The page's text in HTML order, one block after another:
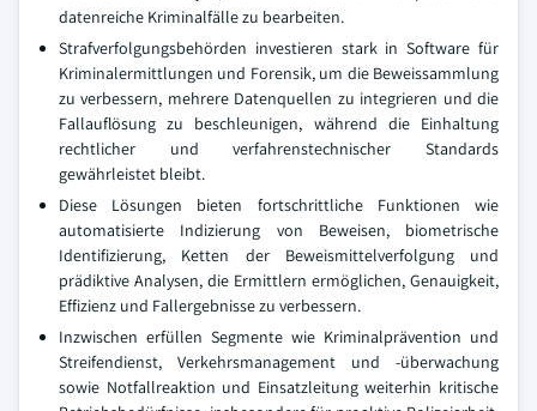
datenreiche Kriminalfälle zu bearbeiten.
Strafverfolgungsbehörden investieren stark in Software für
Kriminalermittlungen und Forensik, um die Beweissammlung
zu verbessern, mehrere Datenquellen zu integrieren und die
Fallauflösung zu beschleunigen, während die Einhaltung
rechtlicher und verfahrenstechnischer Standards
gewährleistet bleibt.
Diese Lösungen bieten fortschrittliche Funktionen wie
automatisierte Indizierung von Beweisen, biometrische
Identifizierung, Ketten der Beweismittelverfolgung und
prädiktive Analysen, die Ermittlern ermöglichen, Genauigkeit,
Effizienz und Fallergebnisse zu verbessern.
Inzwischen erfüllen Segmente wie Kriminalprävention und
Streifendienst, Verkehrsmanagement und -überwachung
sowie Notfallreaktion und Einsatzleitung weiterhin kritische